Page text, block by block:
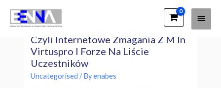
Main
Zapowiedziano Parimatch League,
Czyli Internetowe Zmagania Z M In
Virtuspro I Forze Na Liście
Uczestników
Uncategorised / Byenabes